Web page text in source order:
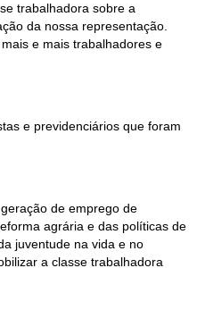
trabalhadora sobre a
da nossa representação.
e mais trabalhadores e
e previdenciários que foram
de emprego de
agrária e das políticas de
juventude na vida e no
a classe trabalhadora